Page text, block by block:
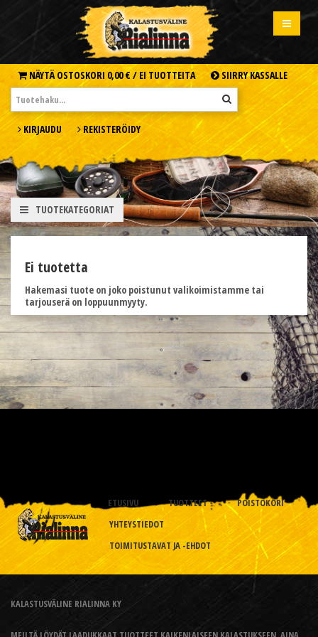
NÄYTÄ OSTOSKORI 0,00 € / EI TUOTTEITA SIIRRY KASSALLE
KIRJAUDU REKISTERÖIDY
TUOTEKATEGORIAT
Ei tuotetta
Hakemasi tuote on joko poistunut valikoimistamme tai
tarjouserä on loppuunmyyty.
ETUSIVU TUOTTEET
POISTOKORI
YHTEYSTIEDOT
TOIMITUSTAVAT JA -EHDOT
KALASTUSVÄLINE RIALINNA KY